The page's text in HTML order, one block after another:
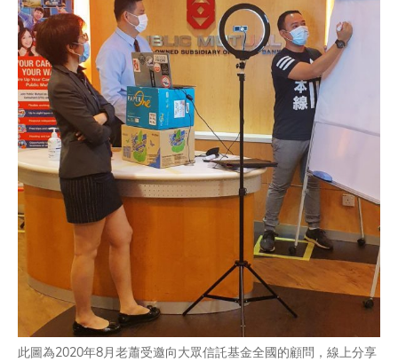
此圖為2020年8月老蕭受邀向大眾信託基金全國的顧問，線上分享